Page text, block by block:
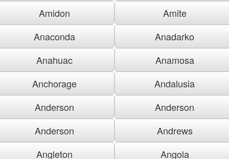
Amidon
Amite
Anaconda
Anadarko
Anahuac
Anamosa
Anchorage
Andalusia
Anderson
Anderson
Anderson
Andrews
Angleton
Angola